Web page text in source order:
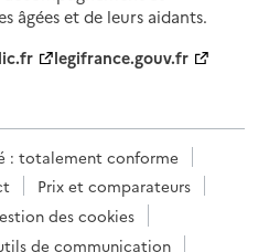
âgées et de leurs aidants.
legifrance.gouv.fr
: totalement conforme
Prix et comparateurs
des cookies
de communication